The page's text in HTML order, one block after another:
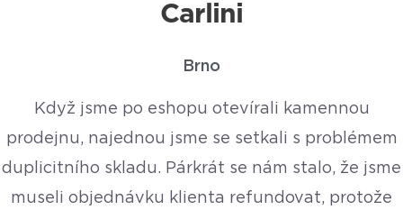
Carlini
Brno
Když jsme po eshopu otevírali kamennou
prodejnu, najednou jsme se setkali s problémem
duplicitního skladu. Párkrát se nám stalo, že jsme
museli objednávku klienta refundovat, protože